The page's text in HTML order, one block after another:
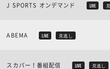
J SPORTS オンデマンド LIVE
ABEMA LIVE 見逃し
スカパー！番組配信 LIVE 見逃し